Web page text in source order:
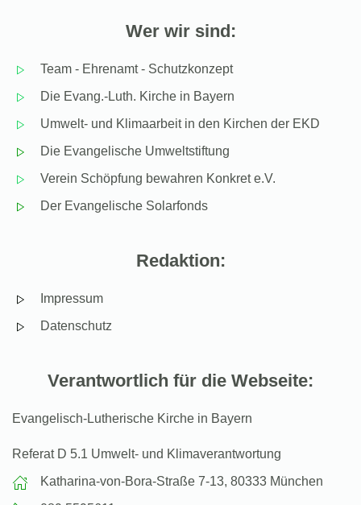
Wer wir sind:
Team - Ehrenamt - Schutzkonzept
Die Evang.-Luth. Kirche in Bayern
Umwelt- und Klimaarbeit in den Kirchen der EKD
Die Evangelische Umweltstiftung
Verein Schöpfung bewahren Konkret e.V.
Der Evangelische Solarfonds
Redaktion:
Impressum
Datenschutz
Verantwortlich für die Webseite:
Evangelisch-Lutherische Kirche in Bayern
Referat D 5.1 Umwelt- und Klimaverantwortung
Katharina-von-Bora-Straße 7-13, 80333 München